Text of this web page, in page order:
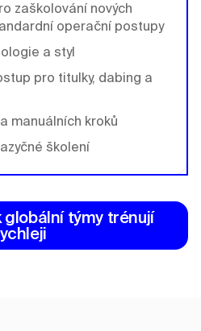
zaškolování nových
operační postupy
a styl
pro titulky, dabing a
manuálních kroků
školení
globální týmy trénují